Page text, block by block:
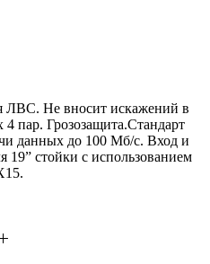
ЛВС. Не вносит искажений в
пар. Грозозащита.Стандарт
данных до 100 Мб/с. Вход и
19” стойки с использованием